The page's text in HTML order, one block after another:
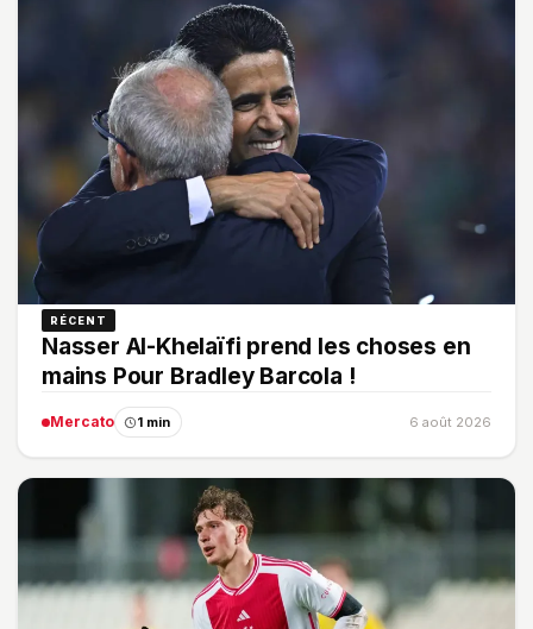
RÉCENT
Nasser Al-Khelaïfi prend les choses en
mains Pour Bradley Barcola !
Mercato 1 min 6 août 2026